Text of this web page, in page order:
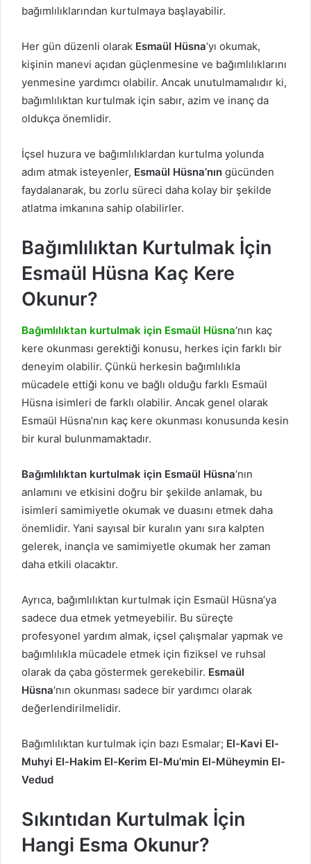
bağımlılıklarından kurtulmaya başlayabilir.
Her gün düzenli olarak Esmaül Hüsna‘yı okumak,
kişinin manevi açıdan güçlenmesine ve bağımlılıklarını
yenmesine yardımcı olabilir. Ancak unutulmamalıdır ki,
bağımlılıktan kurtulmak için sabır, azim ve inanç da
oldukça önemlidir.
İçsel huzura ve bağımlılıklardan kurtulma yolunda
adım atmak isteyenler, Esmaül Hüsna’nın gücünden
faydalanarak, bu zorlu süreci daha kolay bir şekilde
atlatma imkanına sahip olabilirler.
Bağımlılıktan Kurtulmak İçin
Esmaül Hüsna Kaç Kere
Okunur?
Bağımlılıktan kurtulmak için Esmaül Hüsna‘nın kaç
kere okunması gerektiği konusu, herkes için farklı bir
deneyim olabilir. Çünkü herkesin bağımlılıkla
mücadele ettiği konu ve bağlı olduğu farklı Esmaül
Hüsna isimleri de farklı olabilir. Ancak genel olarak
Esmaül Hüsna’nın kaç kere okunması konusunda kesin
bir kural bulunmamaktadır.
Bağımlılıktan kurtulmak için Esmaül Hüsna‘nın
anlamını ve etkisini doğru bir şekilde anlamak, bu
isimleri samimiyetle okumak ve duasını etmek daha
önemlidir. Yani sayısal bir kuralın yanı sıra kalpten
gelerek, inançla ve samimiyetle okumak her zaman
daha etkili olacaktır.
Ayrıca, bağımlılıktan kurtulmak için Esmaül Hüsna’ya
sadece dua etmek yetmeyebilir. Bu süreçte
profesyonel yardım almak, içsel çalışmalar yapmak ve
bağımlılıkla mücadele etmek için fiziksel ve ruhsal
olarak da çaba göstermek gerekebilir. Esmaül
Hüsna‘nın okunması sadece bir yardımcı olarak
değerlendirilmelidir.
Bağımlılıktan kurtulmak için bazı Esmalar; El-Kavi El-
Muhyi El-Hakim El-Kerim El-Mu’min El-Müheymin El-
Vedud
Sıkıntıdan Kurtulmak İçin
Hangi Esma Okunur?